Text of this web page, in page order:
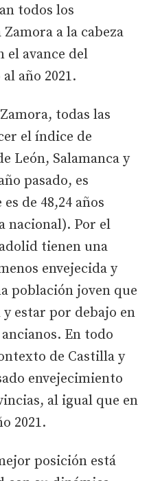
todos los
a la cabeza
el avance del
año 2021.
todas las
el índice de
León, Salamanca y
pasado, es
de 48,24 años
nacional). Por el
tienen una
envejecida y
población joven que
estar por debajo en
En todo
de Castilla y
envejecimiento
al igual que en
2021.
posición está